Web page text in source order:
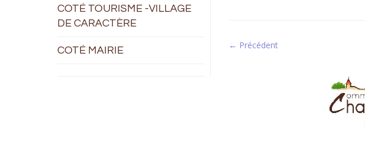
COTÉ TOURISME -VILLAGE
DE CARACTÈRE
COTÉ MAIRIE ← Précédent